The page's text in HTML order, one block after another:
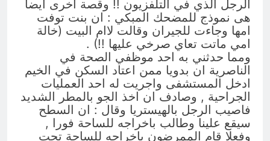
الرجل الذي في التلفزيون !! وقصة اخرى ايضا
هى نموذج للمضحك المبكي : ان بنت توفت
امها وجاءت للجيران وقالت لاام البيت (خالة
امي ماتت تعاي صرخي عليها !!) .
ومما حدثني به احد موظفي الصحة في
الناصرية ان بدويا ممن اعتاد السكن في الخيم
ادخل المستشفى واجريت له احد العمليات
الجراحية , وصادف ان اخذ الجو بالمطر الشديد
فاصيب الرجل بالهيستريا وقال : ان السطح
سيقع علينا وطالب باخراجه للساحة فورا ,
وفعلا قام الممرضون باخراجه للساحة تحت